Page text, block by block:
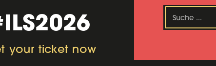
your ticket now
your ticket now